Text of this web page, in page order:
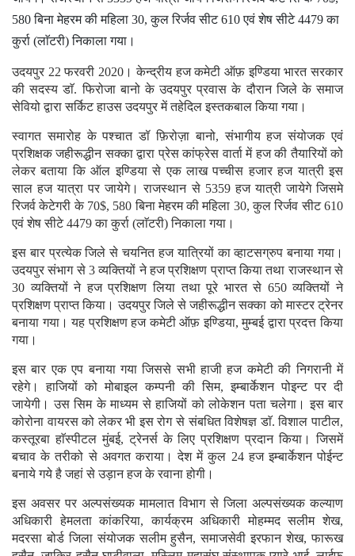
580 बिना मेहरम की महिला 30, कुल रिर्जव सीट 610 एवं शेष सीटे 4479 का
कुर्रा (लाॅटरी) निकाला गया।
उदयपुर 22 फरवरी 2020। केन्द्रीय हज कमेटी ऑफ़ इण्डिया भारत सरकार
की सदस्य डाॅ. फिरोजा बानो के उदयपुर प्रवास के दौरान जिले के समाज
सेवियो द्वारा सर्किट हाउस उदयपुर में तहेदिल इस्तकबाल किया गया।
स्वागत समारोह के पश्चात डॉ फ़िरोज़ा बानो, संभागीय हज संयोजक एवं
प्रशिक्षक जहीरूद्धीन सक्का द्वारा प्रेस कांफ्रेस वार्ता में हज की तैयारियों को
लेकर बताया कि ऑल इण्डिया से एक लाख पच्चीस हजार हज यात्री इस
साल हज यात्रा पर जायेगे। राजस्थान से 5359 हज यात्री जायेगे जिसमे
रिजर्व केटेगरी के 70$, 580 बिना मेहरम की महिला 30, कुल रिर्जव सीट 610
एवं शेष सीटे 4479 का कुर्रा (लाॅटरी) निकाला गया।
इस बार प्रत्येक जिले से चयनित हज यात्रियों का व्हाटसग्रुप बनाया गया।
उदयपुर संभाग से 3 व्यक्तियों ने हज प्रशिक्षण प्राप्त किया तथा राजस्थान से
30 व्यक्तियों ने हज प्रशिक्षण लिया तथा पूरे भारत से 650 व्यक्तियों ने
प्रशिक्षण प्राप्त किया। उदयपुर जिले से जहीरूद्धीन सक्का को मास्टर ट्रेनर
बनाया गया। यह प्रशिक्षण हज कमेटी ऑफ़ इण्डिया, मुम्बई द्वारा प्रदत्त किया
गया।
इस बार एक एप बनाया गया जिससे सभी हाजी हज कमेटी की निगरानी में
रहेगे। हाजियों को मोबाइल कम्पनी की सिम, इम्बार्केशन पोइन्ट पर दी
जायेगी। उस सिम के माध्यम से हाजियों को लोकेशन पता चलेगा। इस बार
कोरोना वायरस को लेकर भी इस रोग से संबधित विशेषज्ञ डाॅ. विशाल पाटील,
कस्तूरबा हाॅस्पीटल मुंबई, ट्रेनर्स के लिए प्रशिक्षण प्रदान किया। जिसमें
बचाव के तरीको से अवगत कराया। देश में कुल 24 हज इम्बार्केशन पोईन्ट
बनाये गये है जहां से उड़ान हज के रवाना होगी।
इस अवसर पर अल्पसंख्यक मामलात विभाग से जिला अल्पसंख्यक कल्याण
अधिकारी हेमलता कांकरिया, कार्यक्रम अधिकारी मोहम्मद सलीम शेख,
मदरसा बोर्ड जिला संयोजक सलीम हुसैन, समाजसेवी इरफान शेख, फारूख